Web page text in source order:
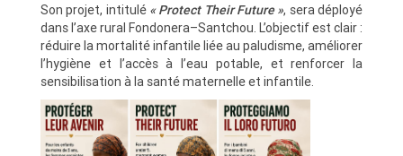
Son projet, intitulé« Protect Their Future », sera déployé
dans l’axe rural Fondonera–Santchou. L’objectif est clair :
réduire la mortalité infantile liée au paludisme, améliorer
l’hygiène et l’accès à l’eau potable, et renforcer la
sensibilisation à la santé maternelle et infantile.